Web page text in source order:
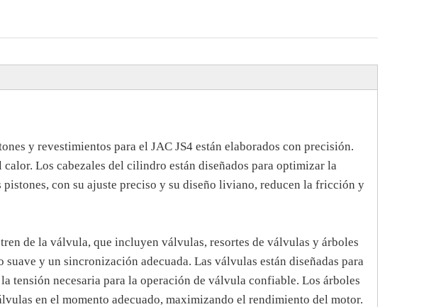
y revestimientos para el JAC JS4 están elaborados con precisión.
Los cabezales del cilindro están diseñados para optimizar la
con su ajuste preciso y su diseño liviano, reducen la fricción y
de la válvula, que incluyen válvulas, resortes de válvulas y árboles
y un sincronización adecuada. Las válvulas están diseñadas para
tensión necesaria para la operación de válvula confiable. Los árboles
en el momento adecuado, maximizando el rendimiento del motor.